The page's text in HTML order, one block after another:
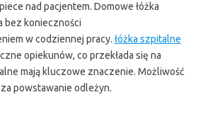
nad pacjentem. Domowe łóżka
bez konieczności
w codziennej pracy. łóżka szpitalne
opiekunów, co przekłada się na
mają kluczowe znaczenie. Możliwość
powstawanie odleżyn.